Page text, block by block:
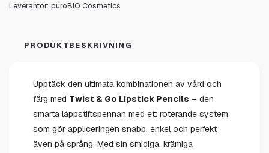
Leverantör: puroBIO Cosmetics
PRODUKTBESKRIVNING
Upptäck den ultimata kombinationen av vård och
färg med Twist & Go Lipstick Pencils – den
smarta läppstiftspennan med ett roterande system
som gör appliceringen snabb, enkel och perfekt
även på språng. Med sin smidiga, krämiga